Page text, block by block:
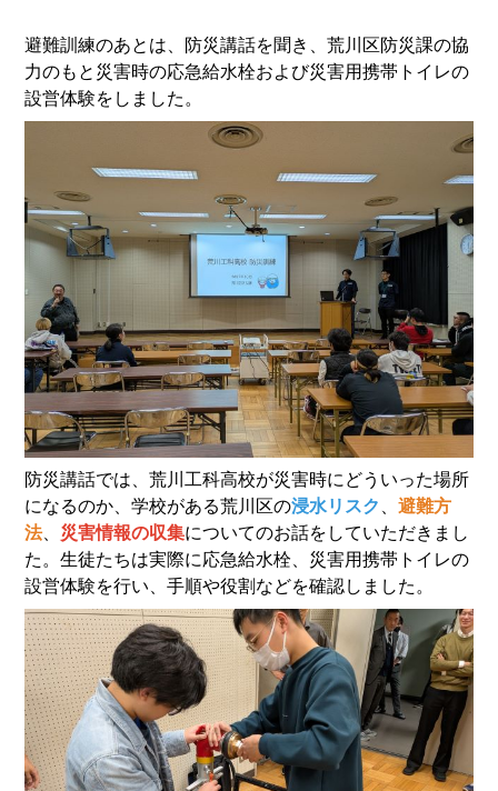
避難訓練のあとは、防災講話を聞き、荒川区防災課の協
力のもと災害時の応急給水栓および災害用携帯トイレの
設営体験をしました。
防災講話では、荒川工科高校が災害時にどういった場所
になるのか、学校がある荒川区の浸水リスク 、避難方
法、 災害情報の収集についてのお話をしていただきまし
た。生徒たちは実際に応急給水栓、災害用携帯トイレの
設営体験を行い、手順や役割などを確認しました。